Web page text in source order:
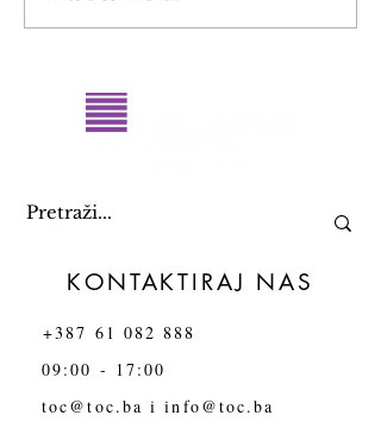
KONTAKTIRAJ NAS
+387 61 082 888
09:00 - 17:00
toc@toc.ba iinfo@toc.ba